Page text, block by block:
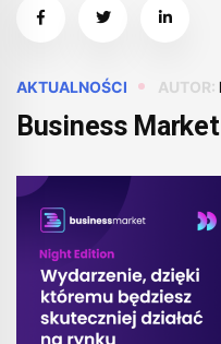
AKTUALNOŚCI AUTOR:
Business